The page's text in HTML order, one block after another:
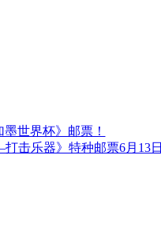
世界杯》邮票！
击乐器》特种邮票6月13